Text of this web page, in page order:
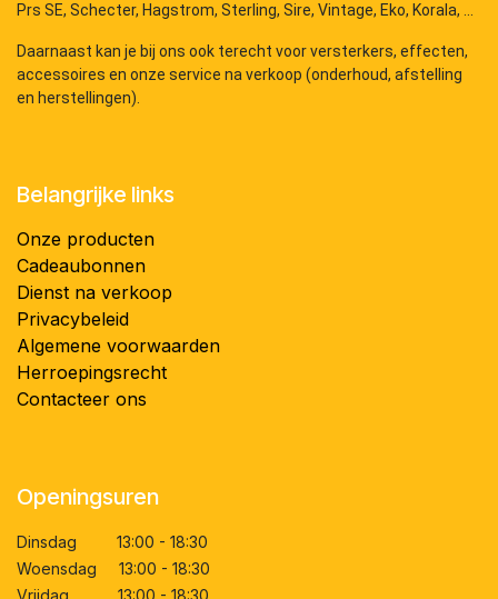
Prs SE, Schecter, Hagstrom, Sterling, Sire, Vintage, Eko, Korala, ...
Daarnaast kan je bij ons ook terecht voor versterkers, effecten,
accessoires en onze service na verkoop (onderhoud, afstelling
en herstellingen).
Belangrijke links
Onze producten
Cadeaubonnen
Dienst na verkoop
Privacybeleid
Algemene voorwaarden
Herroepingsrecht
Contacteer ons
Openingsuren
Dinsdag 13:00 - 18:30
Woensdag 13:00 - 18:30